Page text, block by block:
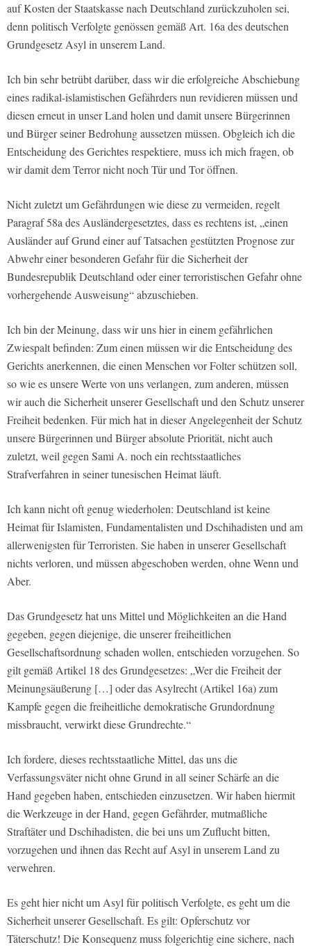
auf Kosten der Staatskasse nach Deutschland zurückzuholen sei,
denn politisch Verfolgte genössen gemäß Art. 16a des deutschen
Grundgesetz Asyl in unserem Land.
Ich bin sehr betrübt darüber, dass wir die erfolgreiche Abschiebung
eines radikal-islamistischen Gefährders nun revidieren müssen und
diesen erneut in unser Land holen und damit unsere Bürgerinnen
und Bürger seiner Bedrohung aussetzen müssen. Obgleich ich die
Entscheidung des Gerichtes respektiere, muss ich mich fragen, ob
wir damit dem Terror nicht noch Tür und Tor öffnen.
Nicht zuletzt um Gefährdungen wie diese zu vermeiden, regelt
Paragraf 58a des Ausländergesetztes, dass es rechtens ist, „einen
Ausländer auf Grund einer auf Tatsachen gestützten Prognose zur
Abwehr einer besonderen Gefahr für die Sicherheit der
Bundesrepublik Deutschland oder einer terroristischen Gefahr ohne
vorhergehende Ausweisung“ abzuschieben.
Ich bin der Meinung, dass wir uns hier in einem gefährlichen
Zwiespalt befinden: Zum einen müssen wir die Entscheidung des
Gerichts anerkennen, die einen Menschen vor Folter schützen soll,
so wie es unsere Werte von uns verlangen, zum anderen, müssen
wir auch die Sicherheit unserer Gesellschaft und den Schutz unserer
Freiheit bedenken. Für mich hat in dieser Angelegenheit der Schutz
unsere Bürgerinnen und Bürger absolute Priorität, nicht auch
zuletzt, weil gegen Sami A. noch ein rechtsstaatliches
Strafverfahren in seiner tunesischen Heimat läuft.
Ich kann nicht oft genug wiederholen: Deutschland ist keine
Heimat für Islamisten, Fundamentalisten und Dschihadisten und am
allerwenigsten für Terroristen. Sie haben in unserer Gesellschaft
nichts verloren, und müssen abgeschoben werden, ohne Wenn und
Aber.
Das Grundgesetz hat uns Mittel und Möglichkeiten an die Hand
gegeben, gegen diejenige, die unserer freiheitlichen
Gesellschaftsordnung schaden wollen, entschieden vorzugehen. So
gilt gemäß Artikel 18 des Grundgesetzes: „Wer die Freiheit der
Meinungsäußerung […] oder das Asylrecht (Artikel 16a) zum
Kampfe gegen die freiheitliche demokratische Grundordnung
missbraucht, verwirkt diese Grundrechte.“
Ich fordere, dieses rechtsstaatliche Mittel, das uns die
Verfassungsväter nicht ohne Grund in all seiner Schärfe an die
Hand gegeben haben, entschieden einzusetzen. Wir haben hiermit
die Werkzeuge in der Hand, gegen Gefährder, mutmaßliche
Straftäter und Dschihadisten, die bei uns um Zuflucht bitten,
vorzugehen und ihnen das Recht auf Asyl in unserem Land zu
verwehren.
Es geht hier nicht um Asyl für politisch Verfolgte, es geht um die
Sicherheit unserer Gesellschaft. Es gilt: Opferschutz vor
Täterschutz! Die Konsequenz muss folgerichtig eine sichere, nach